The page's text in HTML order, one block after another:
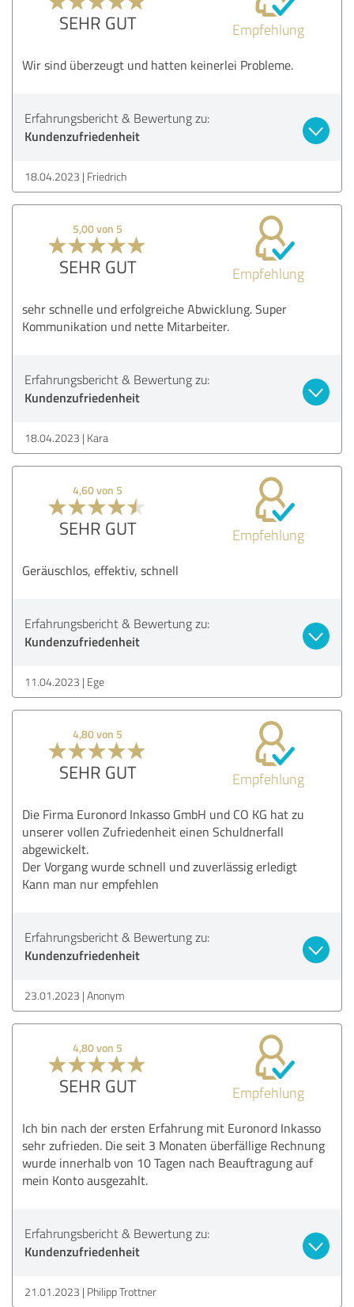
SEHR GUT Empfehlung
Wir sind überzeugt und hatten keinerlei Probleme.
Erfahrungsbericht & Bewertung zu:
Kundenzufriedenheit
18.04.2023 Friedrich
5,00 von 5
SEHR GUT Empfehlung
sehr schnelle und erfolgreiche Abwicklung. Super
Kommunikation und nette Mitarbeiter.
Erfahrungsbericht & Bewertung zu:
Kundenzufriedenheit
18.04.2023 Kara
4,60 von 5
SEHR GUT Empfehlung
Geräuschlos, effektiv, schnell
Erfahrungsbericht & Bewertung zu:
Kundenzufriedenheit
11.04.2023 Ege
4,80 von 5
SEHR GUT Empfehlung
Die Firma Euronord Inkasso GmbH und CO KG hat zu
unserer vollen Zufriedenheit einen Schuldnerfall
abgewickelt.
Der Vorgang wurde schnell und zuverlässig erledigt
Kann man nur empfehlen
Erfahrungsbericht & Bewertung zu:
Kundenzufriedenheit
23.01.2023 Anonym
4,80 von 5
SEHR GUT Empfehlung
Ich bin nach der ersten Erfahrung mit Euronord Inkasso
sehr zufrieden. Die seit 3 Monaten überfällige Rechnung
wurde innerhalb von 10 Tagen nach Beauftragung auf
mein Konto ausgezahlt.
Erfahrungsbericht & Bewertung zu:
Kundenzufriedenheit
21.01.2023 Philipp Trottner